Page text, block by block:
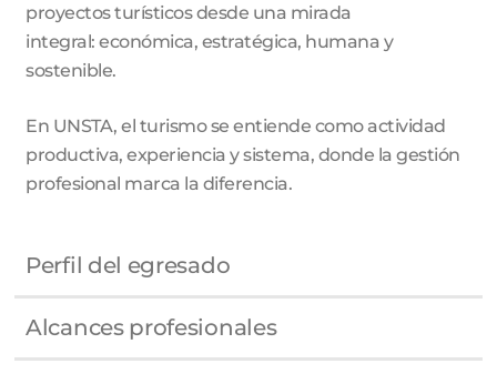
proyectos turísticos desde una mirada
integral: económica, estratégica, humana y
sostenible.
En UNSTA, el turismo se entiende como actividad
productiva, experiencia y sistema, donde la gestión
profesional marca la diferencia.
Perfil del egresado
Alcances profesionales